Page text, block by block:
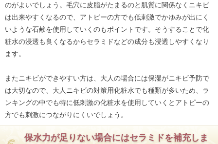
のがよいでしょう。毛穴に皮脂がたまるのと肌質に関係なくニキビ
は出来やすくなるので、アトピーの方でも低刺激でかゆみが出にく
いような石鹸を使用していくのもポイントです。そうすることで化
粧水の浸透も良くなるからセラミドなどの成分も浸透しやすくなり
ます。
またニキビができやすい方は、大人の場合には保湿がニキビ予防で
は大切なので、大人ニキビの対策用化粧水でも種類が多いため、ラ
ンキングの中でも特に低刺激の化粧水を使用していくとアトピーの
方でも刺激につながりにくいでしょう。
保水力が足りない場合にはセラミドを補充しま